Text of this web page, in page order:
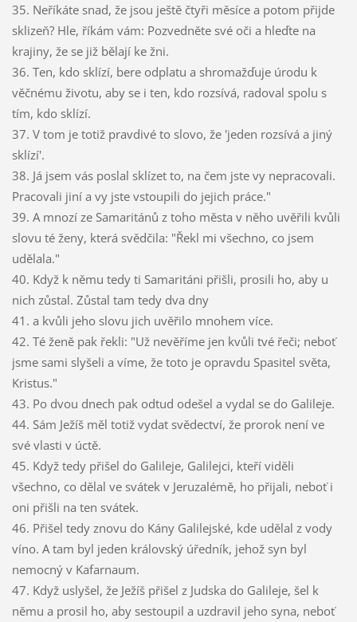
35. Neříkáte snad, že jsou ještě čtyři měsíce a potom přijde
sklizeň? Hle, říkám vám: Pozvedněte své oči a hleďte na
krajiny, že se již bělají ke žni.
36. Ten, kdo sklízí, bere odplatu a shromažďuje úrodu k
věčnému životu, aby se i ten, kdo rozsívá, radoval spolu s
tím, kdo sklízí.
37. V tom je totiž pravdivé to slovo, že 'jeden rozsívá a jiný
sklízí'.
38. Já jsem vás poslal sklízet to, na čem jste vy nepracovali.
Pracovali jiní a vy jste vstoupili do jejich práce."
39. A mnozí ze Samaritánů z toho města v něho uvěřili kvůli
slovu té ženy, která svědčila: "Řekl mi všechno, co jsem
udělala."
40. Když k němu tedy ti Samaritáni přišli, prosili ho, aby u
nich zůstal. Zůstal tam tedy dva dny
41. a kvůli jeho slovu jich uvěřilo mnohem více.
42. Té ženě pak řekli: "Už nevěříme jen kvůli tvé řeči; neboť
jsme sami slyšeli a víme, že toto je opravdu Spasitel světa,
Kristus."
43. Po dvou dnech pak odtud odešel a vydal se do Galileje.
44. Sám Ježíš měl totiž vydat svědectví, že prorok není ve
své vlasti v úctě.
45. Když tedy přišel do Galileje, Galilejci, kteří viděli
všechno, co dělal ve svátek v Jeruzalémě, ho přijali, neboť i
oni přišli na ten svátek.
46. Přišel tedy znovu do Kány Galilejské, kde udělal z vody
víno. A tam byl jeden královský úředník, jehož syn byl
nemocný v Kafarnaum.
47. Když uslyšel, že Ježíš přišel z Judska do Galileje, šel k
němu a prosil ho, aby sestoupil a uzdravil jeho syna, neboť